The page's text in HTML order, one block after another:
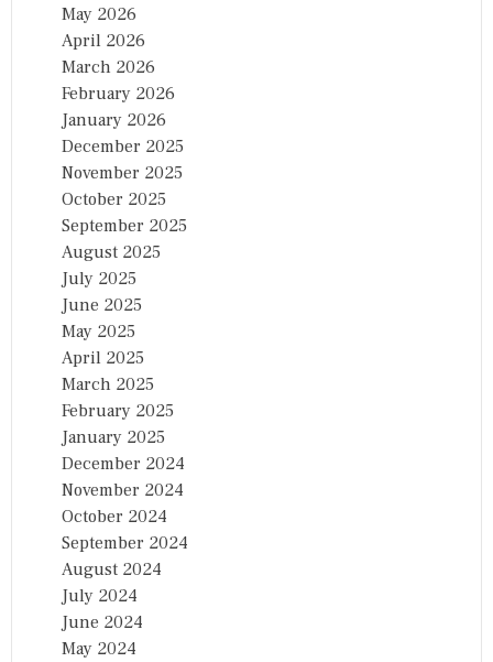
May 2026
April 2026
March 2026
February 2026
January 2026
December 2025
November 2025
October 2025
September 2025
August 2025
July 2025
June 2025
May 2025
April 2025
March 2025
February 2025
January 2025
December 2024
November 2024
October 2024
September 2024
August 2024
July 2024
June 2024
May 2024